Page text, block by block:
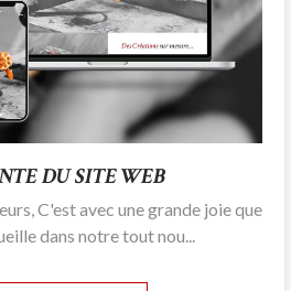
DU SITE WEB
C'est avec une grande joie que
dans notre tout nou...